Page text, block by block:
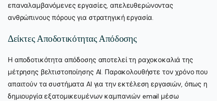
επαναλαμβανόμενες εργασίες, απελευθερώνοντας
ανθρώπινους πόρους για στρατηγική εργασία.
Δείκτες Αποδοτικότητας Απόδοσης
Η αποδοτικότητα απόδοσης αποτελεί τη ραχοκοκαλιά της
μέτρησης βελτιστοποίησης AI. Παρακολουθήστε τον χρόνο που
απαιτούν τα συστήματα AI για την εκτέλεση εργασιών, όπως η
δημιουργία εξατομικευμένων καμπανιών email μέσω